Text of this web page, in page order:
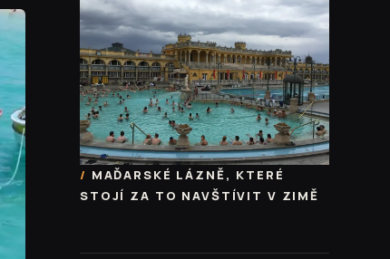
MAĎARSKÉ LÁZNĚ, KTERÉ
STOJÍ ZA TO NAVŠTÍVIT V ZIMĚ